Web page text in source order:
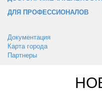
ДЛЯ ПРОФЕССИОНАЛОВ
Документация
Карта города
Партнеры